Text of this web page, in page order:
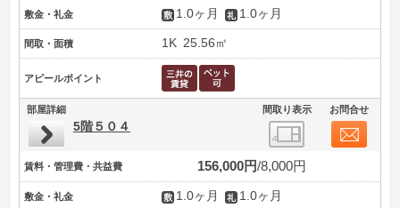
敷金・礼金 1.0ヶ月 1.0ヶ月
間取・面積 1K 25.56㎡
アピールポイント
部屋詳細 間取り表示 お問合せ
5階５０４
賃料・管理費・共益費 156,000円 8,000円
敷金・礼金 1.0ヶ月 1.0ヶ月